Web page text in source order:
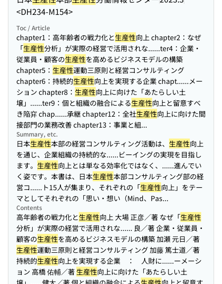
<DH234-M154>
Toc / Article
chapter1：高年齢者の戦力化と生産性向上 chapter2：なぜ
「生産性分析」が実際の経営で活用されな......ter4：企業・
従業員・顧客の生産性を高めるビジネスモデルの構築
chapter5： 生産性運動三原則と経営コンサルティング
chapter6：持続的生産性向上を実現する企業 chapt......メー
ション chapter8： 生産性向上に向けた「あたらしい土
壌」......ter9：個と組織の融合による生産性向上と留意すべ
き陥穽 chap......承継 chapter12：全社生産性向上に向けた間
接部門の業務改善 chapter13：事業と組...
Summary, etc.
日本生産性本部の経営コンサルティング活動は、 生産性向上
を通じ、企業組織の持続的な......ビーイングの実現を目指し
ます。 生産性向上とは単なる効率化ではなく、......進んでい
く姿です。本書は、日本生産性本部コンサルティング部の経
営コ......ト15人が集まり、それぞれの「生産性向上」をテー
マとしてそれぞれの「思い・想い（Mind、Pas...
Contents
高年齢者の戦力化と生産性向上 大場 正彦／著 なぜ「生産性
分析」が実際の経営で活用されな...... 良／著 企業・従業員・
顧客の生産性を高めるビジネスモデルの構築 加瀬 元日／著
生産性運動三原則と経営コンサルティング 加藤 篤士道／著
持続的生産性向上を実現する企業 ： 人財に......ーメーシ
ョン 高橋 佑輔／著 生産性向上に向けた「あたらしい土